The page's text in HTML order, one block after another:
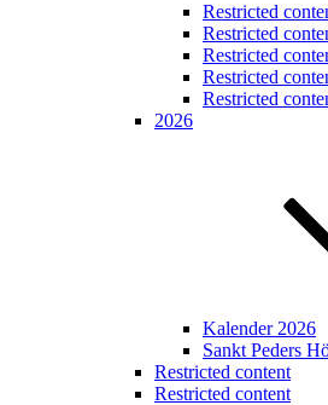
Restricted
Restricted
Restricted
Restricted
Restricted
2026
Kalender 2026
Sankt Peders
Restricted content
Restricted content